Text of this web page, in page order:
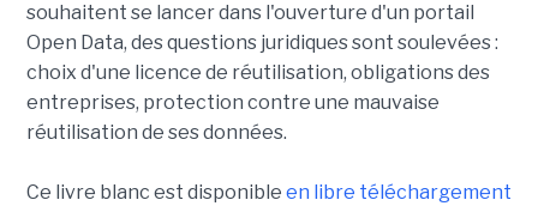
souhaitent se lancer dans l'ouverture d'un portail
Open Data, des questions juridiques sont soulevées :
choix d'une licence de réutilisation, obligations des
entreprises, protection contre une mauvaise
réutilisation de ses données.
Ce livre blanc est disponible en libre téléchargement